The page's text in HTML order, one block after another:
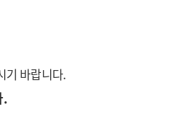
기 바랍니다.
.